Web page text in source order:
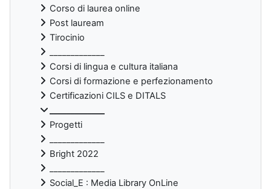
Corso di laurea online
Post lauream
Tirocinio
Corsi di lingua e cultura italiana
Corsi di formazione e perfezionamento
Certificazioni CILS e DITALS
Progetti
Bright 2022
Social_E : Media Library OnLine